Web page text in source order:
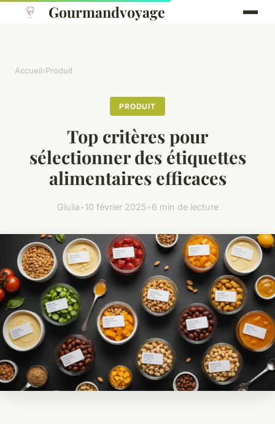
Gourmandvoyage
Accueil›Produit
PRODUIT
Top critères pour
sélectionner des étiquettes
alimentaires efficaces
Giulia•10 février 2025•6 min de lecture